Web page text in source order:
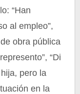
“Han
al empleo”,
obra pública
“Di
pero la
en la